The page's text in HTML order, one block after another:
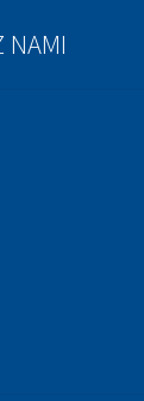
NAMI